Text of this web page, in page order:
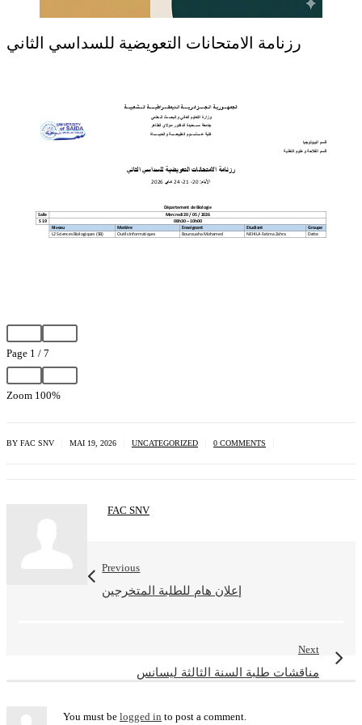
رزنامة الامتحانات التعويضية للسداسي الثاني
Page 1 / 7
Zoom 100%
BY FAC SNV MAI 19, 2026 UNCATEGORIZED 0 COMMENTS
FAC SNV
Previous
إعلان هام للطلبة المتخرجين
Next
مناقشات طلبة السنة الثالثة ليسانس
You must be logged in to post a comment.